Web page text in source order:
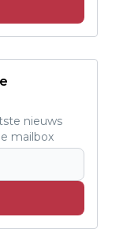
nieuws
mailbox